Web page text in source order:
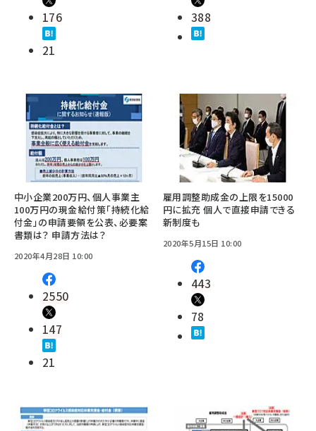
176
21
388
中小企業200万円、個人事業主
100万円の現金給付策「持続化給
付金」の申請要領を公表、必要案
書類は？ 申請方法は？
2020年4月28日 10:00
2550
147
21
雇用調整助成金の上限を15000
円に拡充 個人で直接申請できる
新制度も
2020年5月15日 10:00
443
78